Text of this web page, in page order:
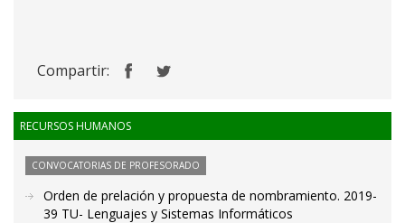
Compartir:
RECURSOS HUMANOS
CONVOCATORIAS DE PROFESORADO
Orden de prelación y propuesta de nombramiento. 2019-
39 TU- Lenguajes y Sistemas Informáticos